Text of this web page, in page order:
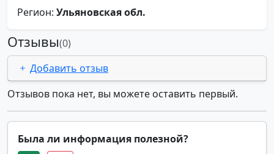
Регион: Ульяновская обл.
Отзывы(0)
Добавить отзыв
Отзывов пока нет, вы можете оставить первый.
Была ли информация полезной?